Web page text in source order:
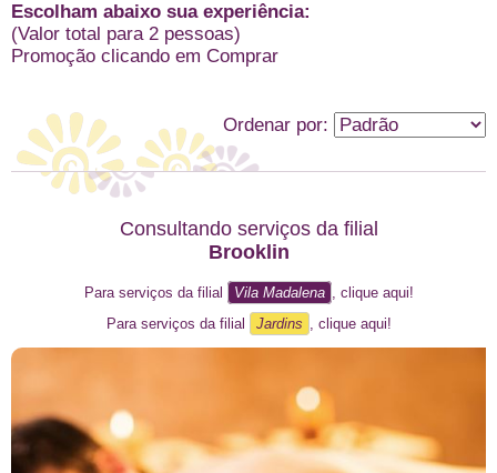
Escolham abaixo sua experiência:
(Valor total para 2 pessoas)
Promoção clicando em Comprar
Ordenar por:
Consultando serviços da filial
Brooklin
Para serviços da filial Vila Madalena , clique aqui!
Para serviços da filial
Jardins , clique aqui!